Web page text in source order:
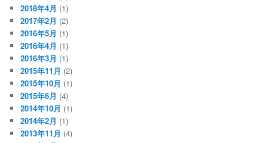
2018年4月 (1)
2017年2月 (2)
2016年5月 (1)
2016年4月 (1)
2016年3月 (1)
2015年11月 (2)
2015年10月 (1)
2015年6月 (4)
2014年10月 (1)
2014年2月 (1)
2013年11月 (4)